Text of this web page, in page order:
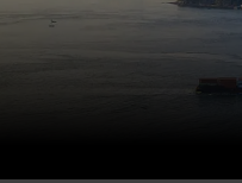
Ý tưởng du lịch